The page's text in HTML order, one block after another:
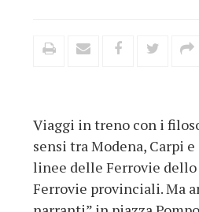
Viaggi in treno con i
sensi tra Modena, Carpi
linee delle Ferrovie dello
Ferrovie provinciali. Ma